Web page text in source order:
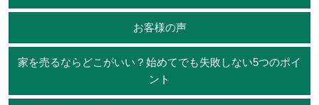
お客様の声
家を売るならどこがいい？始めてでも失敗しない5つのポイ
ント